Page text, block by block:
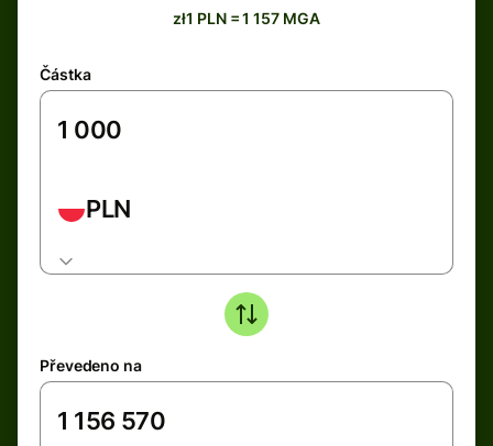
zł1 PLN = 1 157 MGA
Částka
PLN
Převedeno na